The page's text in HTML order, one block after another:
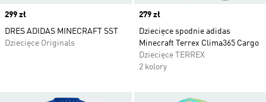
Price
299 zł
DRES ADIDAS MINECRAFT SST
Dziecięce Originals
Price
279 zł
Dziecięce spodnie adidas
Minecraft Terrex Clima365 Cargo
Dziecięce TERREX
2 kolory